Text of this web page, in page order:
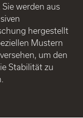
werden aus
hergestellt
Mustern
um den
Stabilität zu